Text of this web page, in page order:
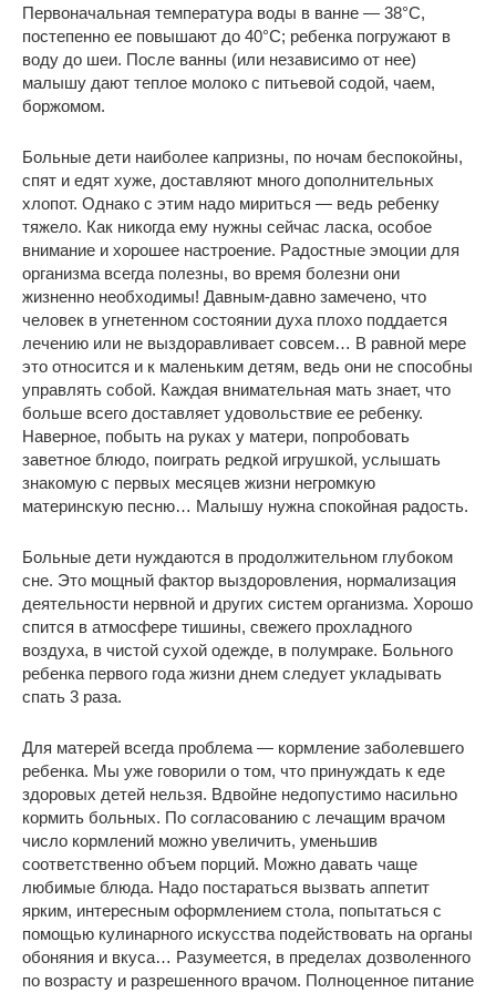
Первоначальная температура воды в ванне — 38°С,
постепенно ее повышают до 40°С; ребенка погружают в
воду до шеи. После ванны (или независимо от нее)
малышу дают теплое молоко с питьевой содой, чаем,
боржомом.
Больные дети наиболее капризны, по ночам беспокойны,
спят и едят хуже, доставляют много дополнительных
хлопот. Однако с этим надо мириться — ведь ребенку
тяжело. Как никогда ему нужны сейчас ласка, особое
внимание и хорошее настроение. Радостные эмоции для
организма всегда полезны, во время болезни они
жизненно необходимы! Давным-давно замечено, что
человек в угнетенном состоянии духа плохо поддается
лечению или не выздоравливает совсем… В равной мере
это относится и к маленьким детям, ведь они не способны
управлять собой. Каждая внимательная мать знает, что
больше всего доставляет удовольствие ее ребенку.
Наверное, побыть на руках у матери, попробовать
заветное блюдо, поиграть редкой игрушкой, услышать
знакомую с первых месяцев жизни негромкую
материнскую песню… Малышу нужна спокойная радость.
Больные дети нуждаются в продолжительном глубоком
сне. Это мощный фактор выздоровления, нормализация
деятельности нервной и других систем организма. Хорошо
спится в атмосфере тишины, свежего прохладного
воздуха, в чистой сухой одежде, в полумраке. Больного
ребенка первого года жизни днем следует укладывать
спать 3 раза.
Для матерей всегда проблема — кормление заболевшего
ребенка. Мы уже говорили о том, что принуждать к еде
здоровых детей нельзя. Вдвойне недопустимо насильно
кормить больных. По согласованию с лечащим врачом
число кормлений можно увеличить, уменьшив
соответственно объем порций. Можно давать чаще
любимые блюда. Надо постараться вызвать аппетит
ярким, интересным оформлением стола, попытаться с
помощью кулинарного искусства подействовать на органы
обоняния и вкуса… Разумеется, в пределах дозволенного
по возрасту и разрешенного врачом. Полноценное питание